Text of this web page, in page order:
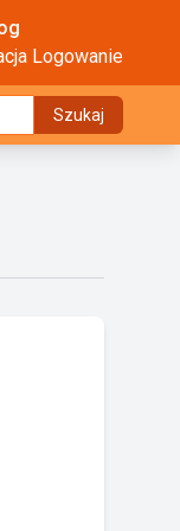
Logowanie
Szukaj